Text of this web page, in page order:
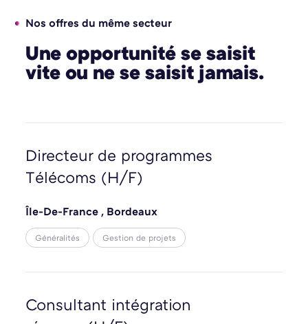
Nos offres du même secteur
Une opportunité se saisit
vite ou ne se saisit jamais.
Directeur de programmes
Télécoms (H/F)
Île-De-France , Bordeaux
Généralités Gestion de projets
Consultant intégration